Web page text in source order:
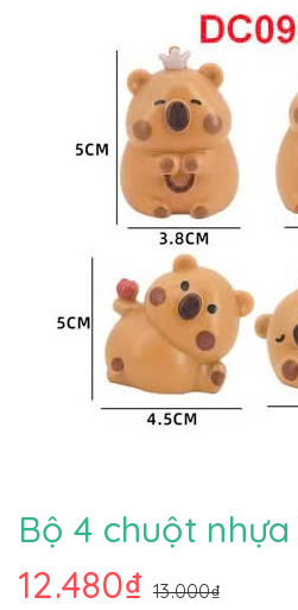
Bộ 4 chuột
12.480₫ 13.000₫